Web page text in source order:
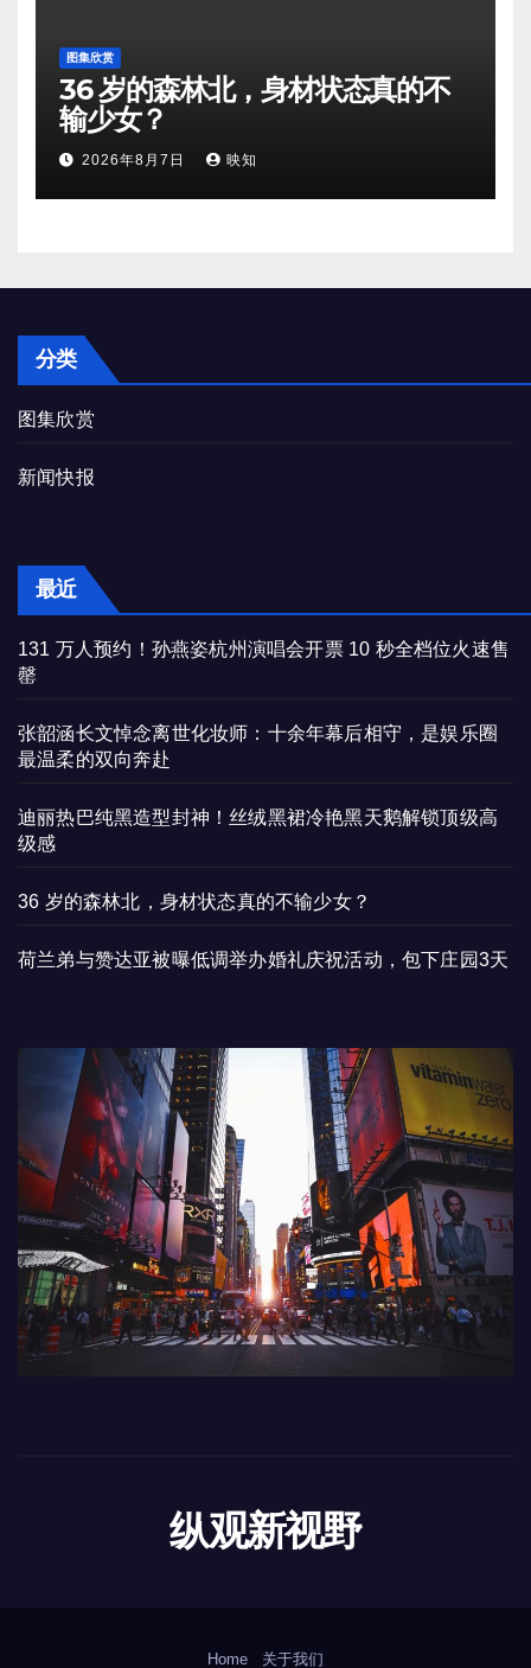
图集欣赏
36 岁的森林北，身材状态真的不
输少女？
2026年8月7日 映知
分类
图集欣赏
新闻快报
最近
131 万人预约！孙燕姿杭州演唱会开票 10 秒全档位火速售
罄
张韶涵长文悼念离世化妆师：十余年幕后相守，是娱乐圈
最温柔的双向奔赴
迪丽热巴纯黑造型封神！丝绒黑裙冷艳黑天鹅解锁顶级高
级感
36 岁的森林北，身材状态真的不输少女？
荷兰弟与赞达亚被曝低调举办婚礼庆祝活动，包下庄园3天
纵观新视野
Home 关于我们